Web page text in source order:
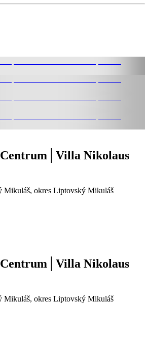
Nikolaus
Mikuláš, okres Liptovský Mikuláš
Nikolaus
Mikuláš, okres Liptovský Mikuláš